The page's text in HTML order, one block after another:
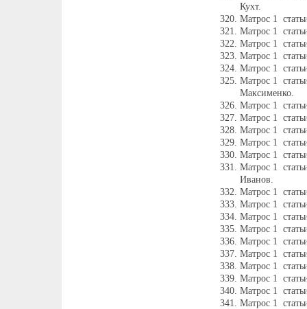
Кухт.
Матрос 1
Матрос 1
Матрос 1
Матрос 1
Матрос 1
Матрос 1
Максименко.
Матрос 1
Матрос 1
Матрос 1
Матрос 1
Матрос 1
Матрос 1
Иванов.
Матрос 1
Матрос 1
Матрос 1
Матрос 1
Матрос 1
Матрос 1
Матрос 1
Матрос 1
Матрос 1
Матрос 1